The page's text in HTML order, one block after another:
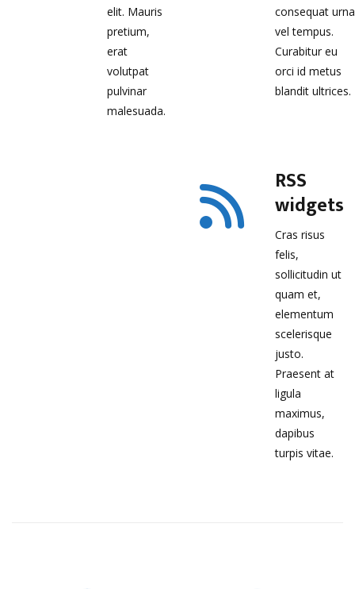
elit. Mauris
pretium,
erat
volutpat
pulvinar
malesuada.
consequat urna
vel tempus.
Curabitur eu
orci id metus
blandit ultrices.
RSS
widgets
Cras risus
felis,
sollicitudin ut
quam et,
elementum
scelerisque
justo.
Praesent at
ligula
maximus,
dapibus
turpis vitae.